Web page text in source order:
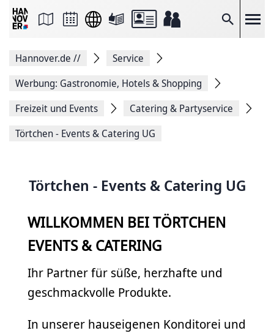
Suche
Seite
Facebook
teilen
Seitenlink
Seite
Hannover.de //
Service
Werbung: Gastronomie, Hotels & Shopping
Freizeit und Events
Catering & Partyservice
Törtchen - Events & Catering UG
Törtchen - Events & Catering UG
WILLKOMMEN BEI TÖRTCHEN
EVENTS & CATERING
Ihr Partner für süße, herzhafte und
geschmackvolle Produkte.
In unserer hauseigenen Konditorei und